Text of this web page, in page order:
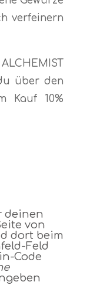
verfeinern
über den
Kauf 10%
deinen
von
dort beim
Feld
Code